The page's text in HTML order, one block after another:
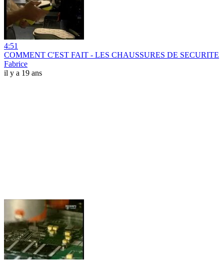
4:51
COMMENT C'EST FAIT - LES CHAUSSURES DE SECURITE
Fabrice
il y a 19 ans